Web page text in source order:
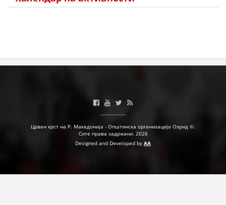
Црвен крст на Р. Македонија - Општинска организација Охрид ©.
Сите права задржани. 2026
Designed and Developed by AA